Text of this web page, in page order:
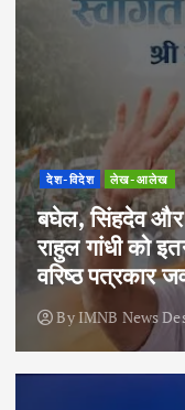
देश-विदेश लेख-आलेख
बघेल, सिंहदेव और
राहुल गांधी को
वरिष्ठ पत्रकार
By IMNB News